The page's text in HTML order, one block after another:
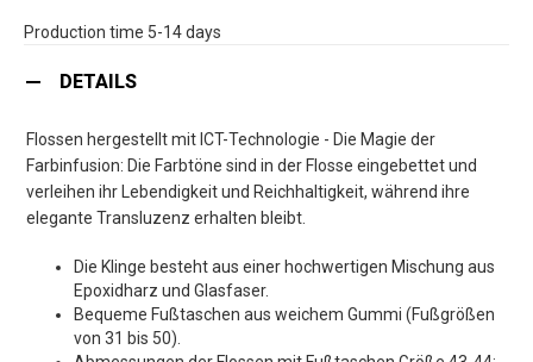
Production time 5-14 days
DETAILS
Flossen hergestellt mit ICT-Technologie - Die Magie der
Farbinfusion: Die Farbtöne sind in der Flosse eingebettet und
verleihen ihr Lebendigkeit und Reichhaltigkeit, während ihre
elegante Transluzenz erhalten bleibt.
Die Klinge besteht aus einer hochwertigen Mischung aus
Epoxidharz und Glasfaser.
Bequeme Fußtaschen aus weichem Gummi (Fußgrößen
von 31 bis 50).